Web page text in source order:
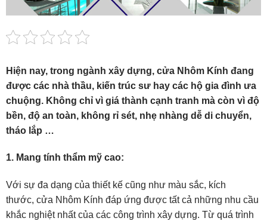
Hiện nay, trong ngành xây dựng, cửa Nhôm Kính đang
được các nhà thầu, kiến trúc sư hay các hộ gia đình ưa
chuộng. Không chỉ vì giá thành cạnh tranh mà còn vì độ
bền, độ an toàn, không rỉ sét, nhẹ nhàng dễ di chuyển,
tháo lắp …
1. Mang tính thẩm mỹ cao:
Với sự đa dạng của thiết kế cũng như màu sắc, kích
thước, cửa Nhôm Kính đáp ứng được tất cả những nhu cầu
khắc nghiệt nhất của các công trình xây dựng. Từ quá trình